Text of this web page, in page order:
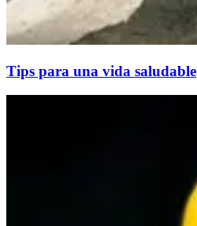
Tips para una vida saludable